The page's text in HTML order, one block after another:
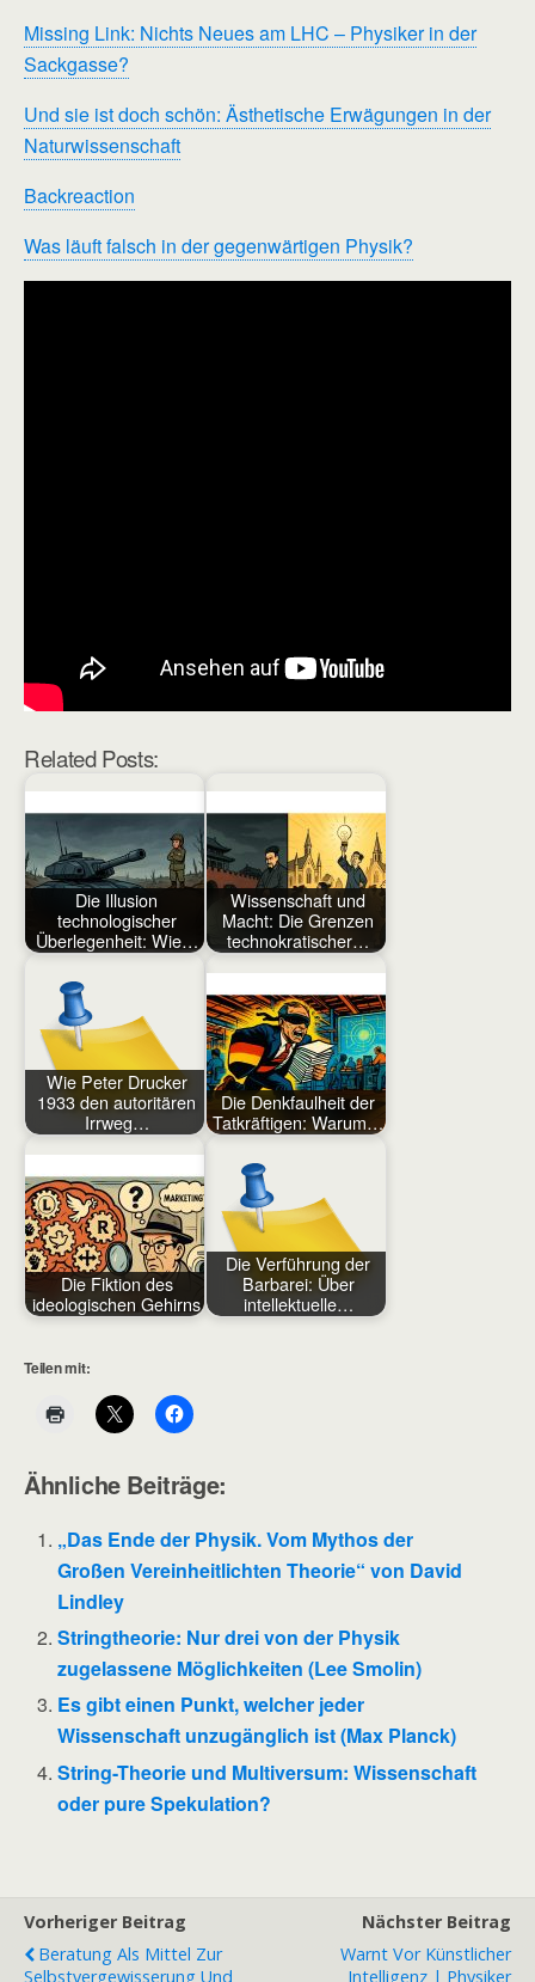
Missing Link: Nichts Neues am LHC – Physiker in der
Sackgasse?
Und sie ist doch schön: Ästhetische Erwägungen in der
Naturwissenschaft
Backreaction
Was läuft falsch in der gegenwärtigen Physik?
Related Posts:
Die Illusion
technologischer
Überlegenheit: Wie…
Wissenschaft und
Macht: Die Grenzen
technokratischer…
Wie Peter Drucker
1933 den autoritären
Irrweg…
Die Denkfaulheit der
Tatkräftigen: Warum…
Die Fiktion des
ideologischen Gehirns
Die Verführung der
Barbarei: Über
intellektuelle…
Teilen mit:
Ähnliche Beiträge:
„Das Ende der Physik. Vom Mythos der
Großen Vereinheitlichten Theorie“ von David
Lindley
Stringtheorie: Nur drei von der Physik
zugelassene Möglichkeiten (Lee Smolin)
Es gibt einen Punkt, welcher jeder
Wissenschaft unzugänglich ist (Max Planck)
String-Theorie und Multiversum: Wissenschaft
oder pure Spekulation?
Vorheriger Beitrag
Beratung Als Mittel Zur
Selbstvergewisserung Und
Nächster Beitrag
Warnt Vor Künstlicher
Intelligenz | Physiker